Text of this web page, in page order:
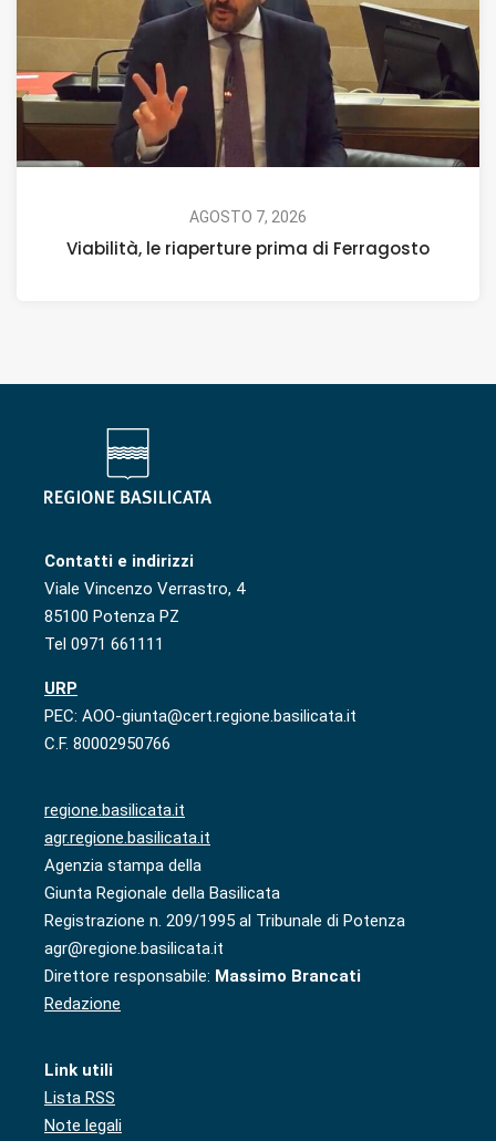
AGOSTO 7, 2026
Viabilità, le riaperture prima di Ferragosto
Contatti e indirizzi
Viale Vincenzo Verrastro, 4
85100 Potenza PZ
Tel 0971 661111
URP
PEC: AOO-giunta@cert.regione.basilicata.it
C.F. 80002950766
regione.basilicata.it
agr.regione.basilicata.it
Agenzia stampa della
Giunta Regionale della Basilicata
Registrazione n. 209/1995 al Tribunale di Potenza
agr@regione.basilicata.it
Direttore responsabile: Massimo Brancati
Redazione
Link utili
Lista RSS
Note legali